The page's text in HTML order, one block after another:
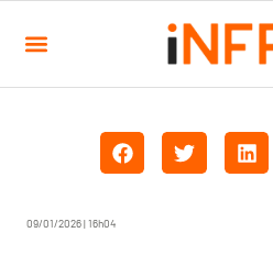
09/01/2026 | 16h04